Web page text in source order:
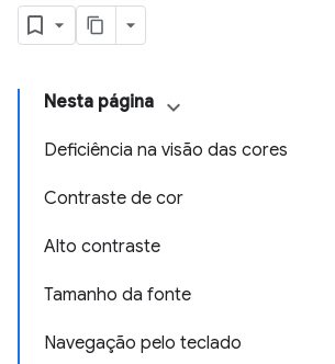
Nesta página
Deficiência na visão das cores
Contraste de cor
Alto contraste
Tamanho da fonte
Navegação pelo teclado